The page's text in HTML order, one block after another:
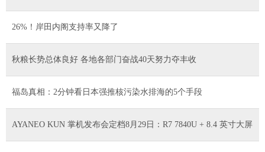
26%！岸田内阁支持率又降了
秋粮长势总体良好 各地各部门奋战40天努力夺丰收
福岛真相：2分钟看日本强推核污染水排海的5个手段
AYANEO KUN 掌机发布会定档8月29日：R7 7840U + 8.4 英寸大屏